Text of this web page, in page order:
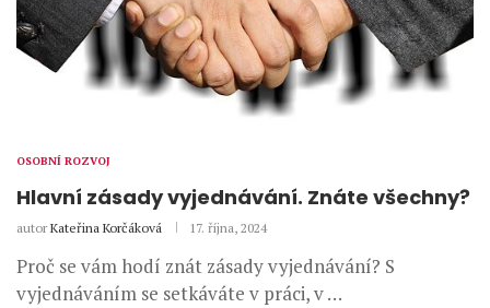
OSOBNÍ ROZVOJ
Hlavní zásady vyjednávání. Znáte všechny?
autor Kateřina Korčáková 17. října, 2024
Proč se vám hodí znát zásady vyjednávání? S
vyjednáváním se setkáváte v práci, v …